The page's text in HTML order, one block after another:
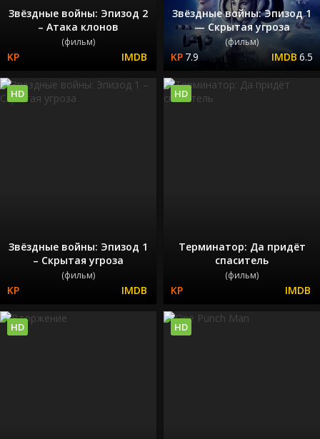
Звёздные войны: Эпизод 2
– Атака клонов
(фильм)
Звёздные войны: Эпизод 1
— Скрытая угроза
(фильм)
7.9 6.5
Звёздные войны: Эпизод 1
– Скрытая угроза
(фильм)
HD
Терминатор: Да придёт
спаситель
(фильм)
HD
HD HD